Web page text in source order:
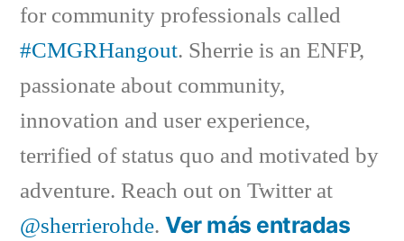
for community professionals called
#CMGRHangout. Sherrie is an ENFP,
passionate about community,
innovation and user experience,
terrified of status quo and motivated by
adventure. Reach out on Twitter at
@sherrierohde. Ver más entradas